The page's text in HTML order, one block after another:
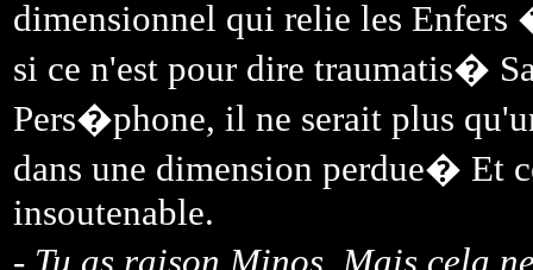
dimensionnel qui relie les
si ce n'est pour dire traumatis�
Pers�phone, il ne serait plus
dans une dimension perdue� Et
insoutenable.
- Tu as raison Minos. Mais cela